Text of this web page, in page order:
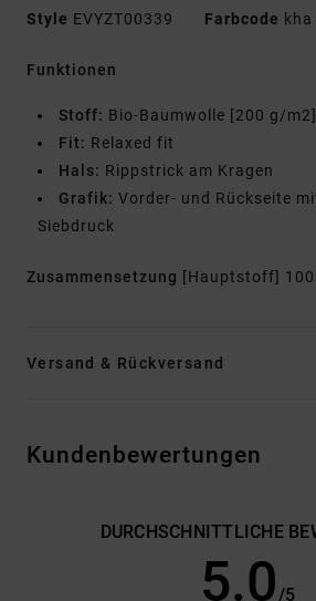
Style EVYZT00339 Farbcode kha
Funktionen
Stoff: Bio-Baumwolle [200 g/m2]
Fit: Relaxed fit
Hals: Rippstrick am Kragen
Grafik: Vorder- und Rückseite
Siebdruck
Zusammensetzung [Hauptstoff] 100
Versand & Rückversand
Kundenbewertungen
DURCHSCHNITTLICHE
5.0/5